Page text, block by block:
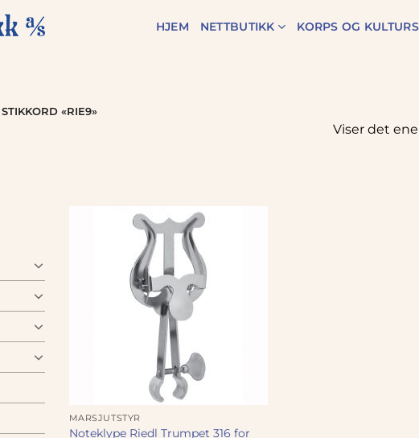
HJEM NETTBUTIKK KORPS OG
«RIE9»
Viser det
MARSJUTSTYR
Noteklype Riedl Trumpet 316 for